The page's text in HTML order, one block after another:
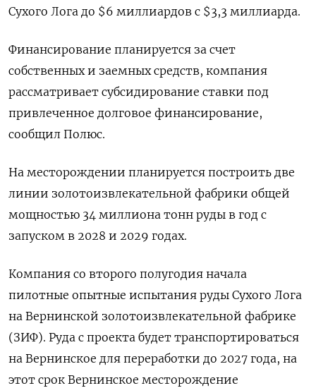
Сухого Лога до $6 миллиардов с $3,3 миллиарда.
Финансирование планируется за счет
собственных и заемных средств, компания
рассматривает субсидирование ставки под
привлеченное долговое финансирование,
сообщил Полюс.
На месторождении планируется построить две
линии золотоизвлекательной фабрики общей
мощностью 34 миллиона тонн руды в год с
запуском в 2028 и 2029 годах.
Компания со второго полугодия начала
пилотные опытные испытания руды Сухого Лога
на Вернинской золотоизвлекательной фабрике
(ЗИФ). Руда с проекта будет транспортироваться
на Вернинское для переработки до 2027 года, на
этот срок Вернинское месторождение